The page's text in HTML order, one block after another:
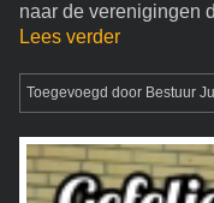
naar de verenigingen
Lees verder
Toegevoegd door Bestuur